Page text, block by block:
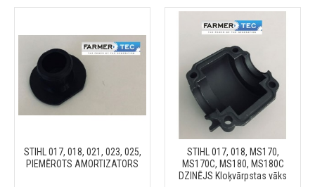
STIHL 017, 018, 021, 023, 025,
PIEMĒROTS AMORTIZATORS
STIHL 017, 018, MS170,
MS170C, MS180, MS180C
DZINĒJS Kloķvārpstas vāks